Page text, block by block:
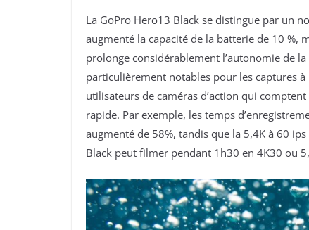
La GoPro Hero13 Black se distingue par un
augmenté la capacité de la batterie de 10 %,
prolonge considérablement l’autonomie de
particulièrement notables pour les captures
utilisateurs de caméras d’action qui
rapide. Par exemple, les temps
augmenté de 58%, tandis que la 5,4K à 60
Black peut filmer pendant 1h30 en 4K30 ou